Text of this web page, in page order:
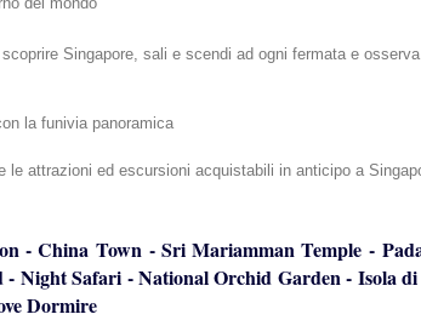
Singapore, sali e scendi ad ogni fermata e
la funivia panoramica
le attrazioni ed escursioni acquistabili in anticipo a
- China Town -Sri Mariamman Temple -
- Night Safari -National Orchid Garden- Isola di
Dormire